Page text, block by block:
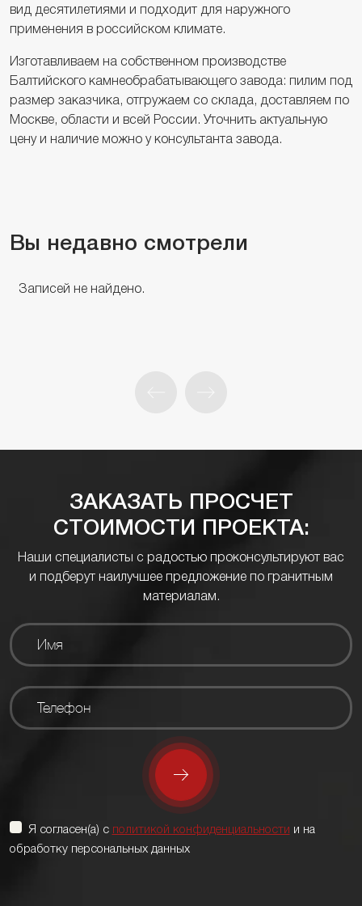
вид десятилетиями и подходит для наружного
применения в российском климате.
Изготавливаем на собственном производстве
Балтийского камнеобрабатывающего завода: пилим под
размер заказчика, отгружаем со склада, доставляем по
Москве, области и всей России. Уточнить актуальную
цену и наличие можно у консультанта завода.
Вы недавно смотрели
Записей не найдено.
ЗАКАЗАТЬ ПРОСЧЕТ
СТОИМОСТИ ПРОЕКТА:
Наши специалисты с радостью проконсультируют вас
и подберут наилучшее предложение по гранитным
материалам.
Я согласен(а) с политикой конфиденциальности и на
обработку персональных данных